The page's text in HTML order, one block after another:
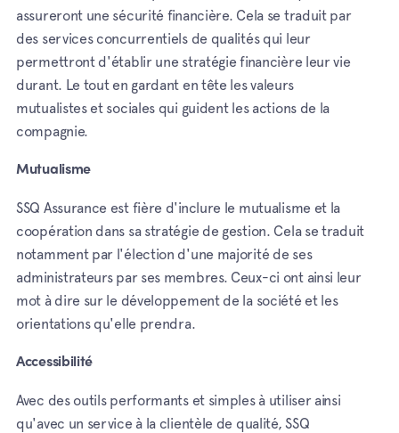
assureront une sécurité financière. Cela se traduit par
des services concurrentiels de qualités qui leur
permettront d'établir une stratégie financière leur vie
durant. Le tout en gardant en tête les valeurs
mutualistes et sociales qui guident les actions de la
compagnie.
Mutualisme
SSQ Assurance est fière d'inclure le mutualisme et la
coopération dans sa stratégie de gestion. Cela se traduit
notamment par l'élection d'une majorité de ses
administrateurs par ses membres. Ceux-ci ont ainsi leur
mot à dire sur le développement de la société et les
orientations qu'elle prendra.
Accessibilité
Avec des outils performants et simples à utiliser ainsi
qu'avec un service à la clientèle de qualité, SSQ